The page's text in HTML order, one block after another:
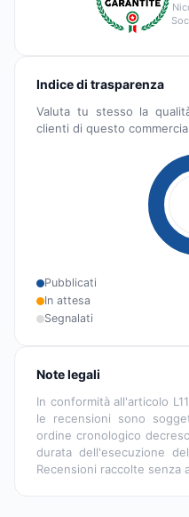
Indice di trasparenza
Valuta tu stesso la
clienti di questo
Pubblicati
In attesa
Segnalati
Note legali
In conformità all'articolo
le recensioni sono
ordine cronologico
durata dell'esecuzione
Recensioni raccolte senza